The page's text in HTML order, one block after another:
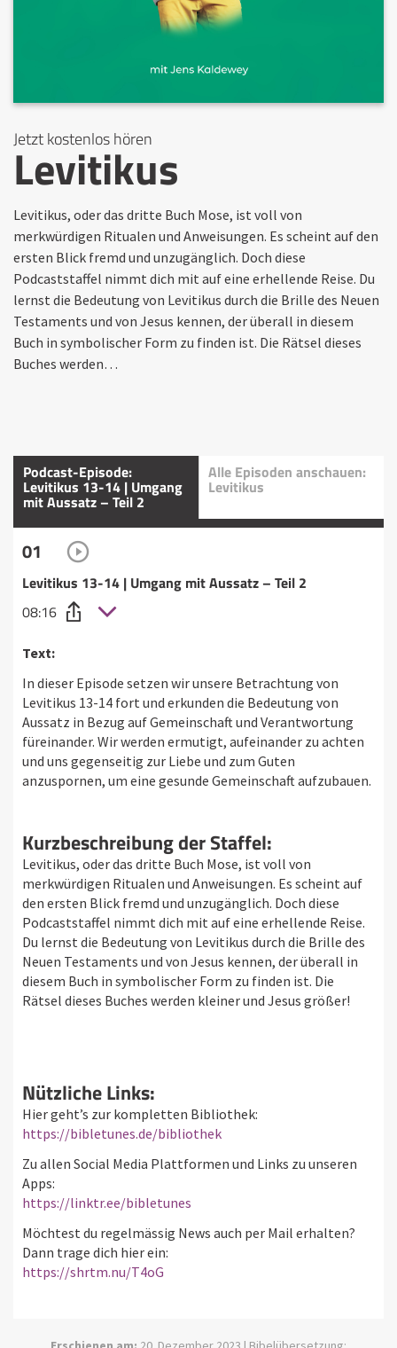
Jetzt kostenlos hören
Levitikus
Levitikus, oder das dritte Buch Mose, ist voll von
merkwürdigen Ritualen und Anweisungen. Es scheint auf den
ersten Blick fremd und unzugänglich. Doch diese
Podcaststaffel nimmt dich mit auf eine erhellende Reise. Du
lernst die Bedeutung von Levitikus durch die Brille des Neuen
Testaments und von Jesus kennen, der überall in diesem
Buch in symbolischer Form zu finden ist. Die Rätsel dieses
Buches werden…
Podcast-Episode:
Levitikus 13-14 | Umgang
mit Aussatz – Teil 2
Alle Episoden anschauen:
Levitikus
01
Levitikus 13-14 | Umgang mit Aussatz – Teil 2
08:16
Text:
In dieser Episode setzen wir unsere Betrachtung von
Levitikus 13-14 fort und erkunden die Bedeutung von
Aussatz in Bezug auf Gemeinschaft und Verantwortung
füreinander. Wir werden ermutigt, aufeinander zu achten
und uns gegenseitig zur Liebe und zum Guten
anzuspornen, um eine gesunde Gemeinschaft aufzubauen.
Kurzbeschreibung der Staffel:
Levitikus, oder das dritte Buch Mose, ist voll von
merkwürdigen Ritualen und Anweisungen. Es scheint auf
den ersten Blick fremd und unzugänglich. Doch diese
Podcaststaffel nimmt dich mit auf eine erhellende Reise.
Du lernst die Bedeutung von Levitikus durch die Brille des
Neuen Testaments und von Jesus kennen, der überall in
diesem Buch in symbolischer Form zu finden ist. Die
Rätsel dieses Buches werden kleiner und Jesus größer!
Nützliche Links:
Hier geht’s zur kompletten Bibliothek:
https://bibletunes.de/bibliothek
Zu allen Social Media Plattformen und Links zu unseren
Apps:
https://linktr.ee/bibletunes
Möchtest du regelmässig News auch per Mail erhalten?
Dann trage dich hier ein:
https://shrtm.nu/T4oG